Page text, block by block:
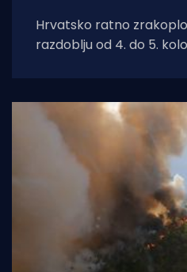
Hrvatsko ratno
razdoblju od 4. do 5.